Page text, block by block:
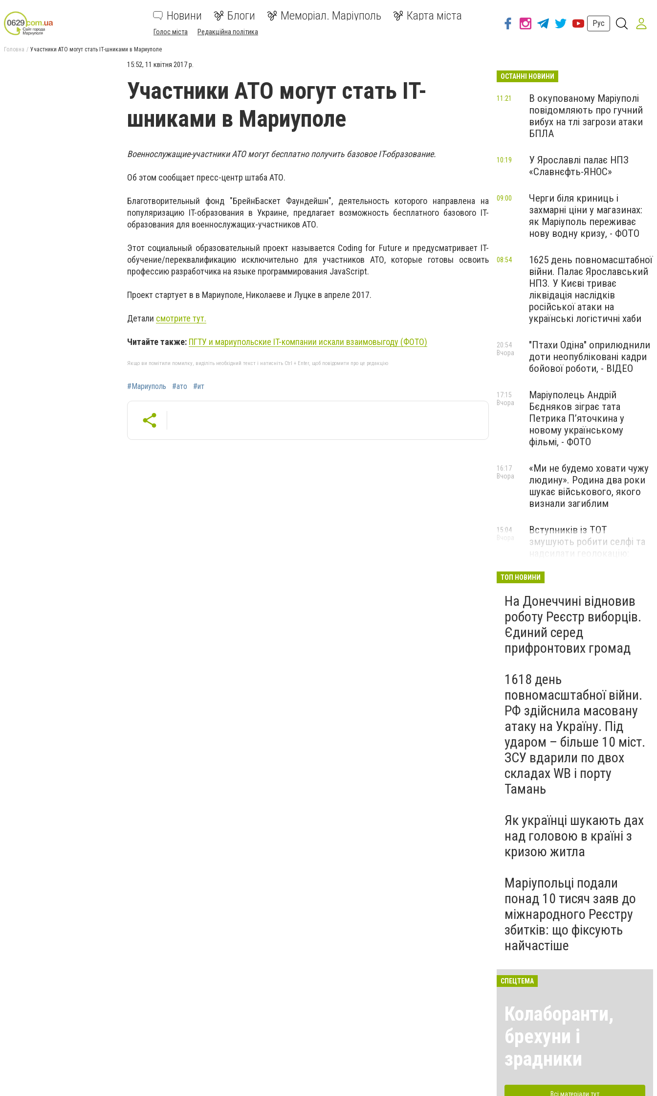
Новини Блоги Меморіал. Маріуполь Карта міста
Голос міста Редакційна політика
Рус
Головна Участники АТО могут стать IT-шниками в Мариуполе
15:52, 11 квітня 2017 р.
Участники АТО могут стать IT-
шниками в Мариуполе
Военнослужащие-участники АТО могут бесплатно получить базовое IT-образование.
Об этом сообщает пресс-центр штаба АТО.
Благотворительный фонд "БрейнБаскет Фаундейшн", деятельность которого направлена на
популяризацию IT-образования в Украине, предлагает возможность бесплатного базового IT-
образования для военнослужащих-участников АТО.
Этот социальный образовательный проект называется Coding for Future и предусматривает IT-
обучение/переквалификацию исключительно для участников АТО, которые готовы освоить
профессию разработчика на языке программирования JavaScript.
Проект стартует в в Мариуполе, Николаеве и Луцке в апреле 2017.
Детали смотрите тут.
Читайте также: ПГТУ и мариупольскиe IT-компании искали взаимовыгоду (ФОТО)
Якщо ви помітили помилку, виділіть необхідний текст і натисніть Ctrl + Enter, щоб повідомити про це редакцію
#Мариуполь #ато #ит
ОСТАННІ НОВИНИ
В окупованому Маріуполі
повідомляють про гучний
вибух на тлі загрози атаки
БПЛА
11:21
У Ярославлі палає НПЗ
«Славнєфть-ЯНОС»
10:19
Черги біля криниць і
захмарні ціни у магазинах:
як Маріуполь переживає
нову водну кризу, - ФОТО
09:00
1625 день повномасштабної
війни. Палає Ярославський
НПЗ. У Києві триває
ліквідація наслідків
російської атаки на
українські логістичні хаби
08:54
"Птахи Одіна" оприлюднили
доти неопубліковані кадри
бойової роботи, - ВІДЕО
20:54
Вчора
Маріуполець Андрій
Бєдняков зіграє тата
Петрика П’яточкина у
новому українському
фільмі, - ФОТО
17:15
Вчора
«Ми не будемо ховати чужу
людину». Родина два роки
шукає військового, якого
визнали загиблим
16:17
Вчора
Вступників із ТОТ
змушують робити селфі та
до МОН
15:04
Вчора
ТОП НОВИНИ
На Донеччині відновив
роботу Реєстр виборців.
Єдиний серед
прифронтових громад
1618 день
повномасштабної війни.
РФ здійснила масовану
атаку на Україну. Під
ударом – більше 10 міст.
ЗСУ вдарили по двох
складах WB і порту
Тамань
Як українці шукають дах
над головою в країні з
кризою житла
Маріупольці подали
понад 10 тисяч заяв до
міжнародного Реєстру
збитків: що фіксують
найчастіше
СПЕЦТЕМА
Колаборанти,
брехуни і
зрадники
Всі матеріали тут